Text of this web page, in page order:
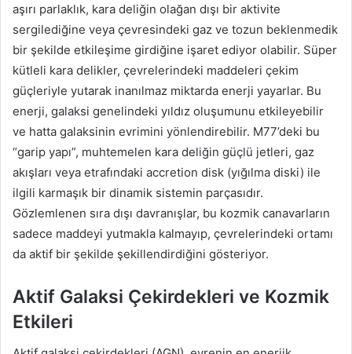
aşırı parlaklık, kara deliğin olağan dışı bir aktivite
sergilediğine veya çevresindeki gaz ve tozun beklenmedik
bir şekilde etkileşime girdiğine işaret ediyor olabilir. Süper
kütleli kara delikler, çevrelerindeki maddeleri çekim
güçleriyle yutarak inanılmaz miktarda enerji yayarlar. Bu
enerji, galaksi genelindeki yıldız oluşumunu etkileyebilir
ve hatta galaksinin evrimini yönlendirebilir. M77’deki bu
“garip yapı”, muhtemelen kara deliğin güçlü jetleri, gaz
akışları veya etrafındaki accretion disk (yığılma diski) ile
ilgili karmaşık bir dinamik sistemin parçasıdır.
Gözlemlenen sıra dışı davranışlar, bu kozmik canavarların
sadece maddeyi yutmakla kalmayıp, çevrelerindeki ortamı
da aktif bir şekilde şekillendirdiğini gösteriyor.
Aktif Galaksi Çekirdekleri ve Kozmik
Etkileri